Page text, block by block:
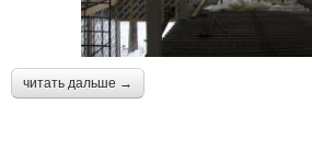
читать дальше →